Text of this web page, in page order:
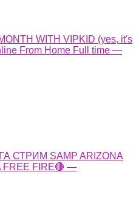
WITH VIPKID (yes, it's
From Home Full time —
СТРИМ SAMP ARIZONA
FREE FIRE🔴 —